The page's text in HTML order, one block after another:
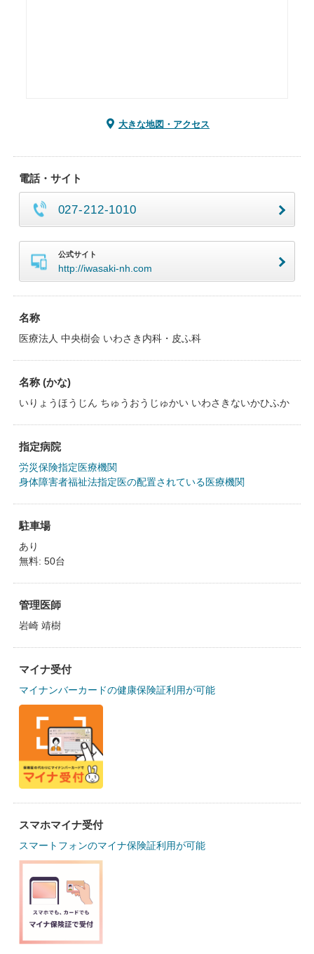
大きな地図・アクセス
電話・サイト
027-212-1010
公式サイト
http://iwasaki-nh.com
名称
医療法人 中央樹会 いわさき内科・皮ふ科
名称 (かな)
いりょうほうじん ちゅうおうじゅかい いわさきないかひふか
指定病院
労災保険指定医療機関
身体障害者福祉法指定医の配置されている医療機関
駐車場
あり
無料: 50台
管理医師
岩崎 靖樹
マイナ受付
マイナンバーカードの健康保険証利用が可能
スマホマイナ受付
スマートフォンのマイナ保険証利用が可能